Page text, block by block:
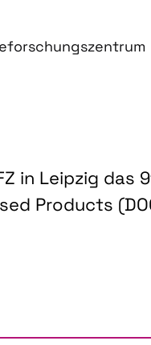
in Leipzig das
Products
AND BIOBASED